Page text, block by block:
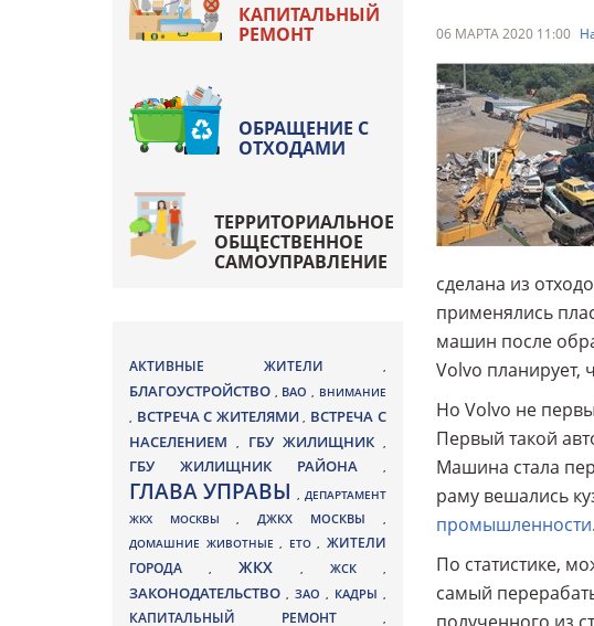
06 МАРТА 2020 11:00
сделана из
применялись
машин после
Volvo планирует,
Но Volvo не
Первый такой
Машина стала
раму вешались
промышленности.
По статистике,
самый
КАПИТАЛЬНЫЙ
РЕМОНТ
ОБРАЩЕНИЕ С
ОТХОДАМИ
ТЕРРИТОРИАЛЬНОЕ
ОБЩЕСТВЕННОЕ
САМОУПРАВЛЕНИЕ
АКТИВНЫЕ ЖИТЕЛИ ,
БЛАГОУСТРОЙСТВО , ВАО , ВНИМАНИЕ
, ВСТРЕЧА С ЖИТЕЛЯМИ, ВСТРЕЧА С
НАСЕЛЕНИЕМ
, ГБУ ЖИЛИЩНИК ,
ГБУ ЖИЛИЩНИК РАЙОНА ,
ГЛАВА УПРАВЫ, ДЕПАРТАМЕНТ
ЖКХ МОСКВЫ,ДЖКХ МОСКВЫ ,
ДОМАШНИЕ ЖИВОТНЫЕ , ЕТО , ЖИТЕЛИ
ГОРОДА
, ЖКХ , ЖСК ,
ЗАКОНОДАТЕЛЬСТВО , ЗАО , КАДРЫ ,
КАПИТАЛЬНЫЙ РЕМОНТ ,